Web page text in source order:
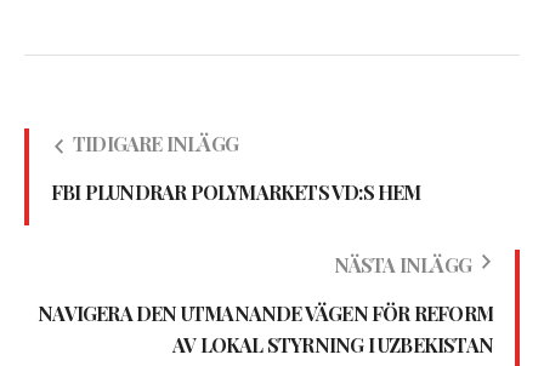
TIDIGARE INLÄGG
FBI PLUNDRAR POLYMARKETS VD:S HEM
NÄSTA INLÄGG
NAVIGERA DEN UTMANANDE VÄGEN FÖR REFORM
AV LOKAL STYRNING I UZBEKISTAN